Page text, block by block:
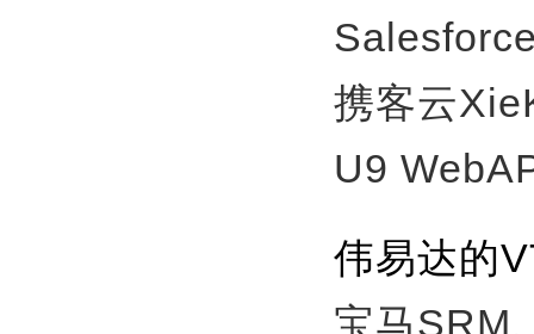
携客云
U9
伟易达的
宝马SRM